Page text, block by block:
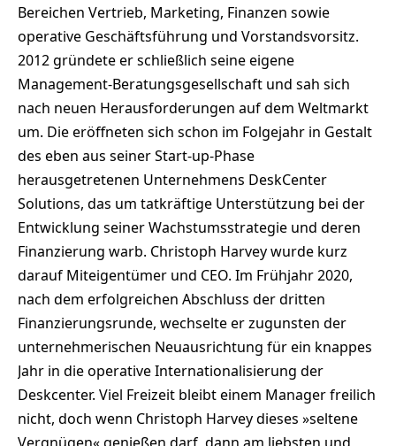
Bereichen Vertrieb, Marketing, Finanzen sowie
operative Geschäftsführung und Vorstandsvorsitz.
2012 gründete er schließlich seine eigene
Management-Beratungsgesellschaft und sah sich
nach neuen Herausforderungen auf dem Weltmarkt
um. Die eröffneten sich schon im Folgejahr in Gestalt
des eben aus seiner Start-up-Phase
herausgetretenen Unternehmens DeskCenter
Solutions, das um tatkräftige Unterstützung bei der
Entwicklung seiner Wachstumsstrategie und deren
Finanzierung warb. Christoph Harvey wurde kurz
darauf Miteigentümer und CEO. Im Frühjahr 2020,
nach dem erfolgreichen Abschluss der dritten
Finanzierungsrunde, wechselte er zugunsten der
unternehmerischen Neuausrichtung für ein knappes
Jahr in die operative Internationalisierung der
Deskcenter. Viel Freizeit bleibt einem Manager freilich
nicht, doch wenn Christoph Harvey dieses »seltene